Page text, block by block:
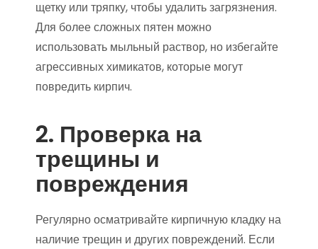
щетку или тряпку, чтобы удалить загрязнения.
Для более сложных пятен можно
использовать мыльный раствор, но избегайте
агрессивных химикатов, которые могут
повредить кирпич.
2. Проверка на
трещины и
повреждения
Регулярно осматривайте кирпичную кладку на
наличие трещин и других повреждений. Если